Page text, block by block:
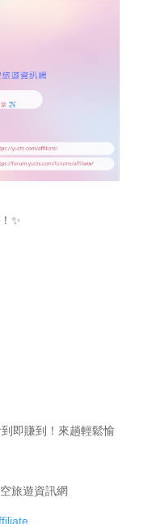
✨
即賺到！來趟輕鬆愉
旅遊資訊網